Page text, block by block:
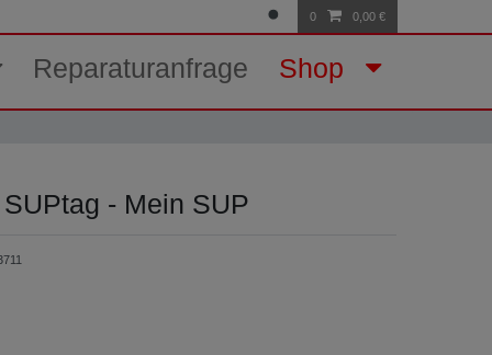
0 0,00 €
Reparaturanfrage Shop
- Mein SUP